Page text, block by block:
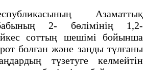
Азаматтық
бабының 2- бөлімінің 1,2-
соттың шешімі бойынша
болған және заңды тұлғаны
түзетуге келмейтін